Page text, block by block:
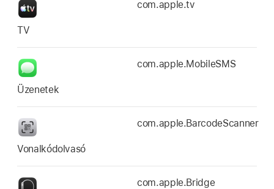
TV
com.apple.tv
Üzenetek
com.apple.MobileSMS
Vonalkódolvasó
com.apple.BarcodeScanner
com.apple.Bridge